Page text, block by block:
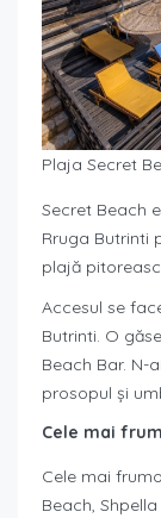
Plaja Secret
Secret Beach
Rruga Butrinti
plajă
Accesul se
Butrinti. O
Beach Bar. N-
prosopul și
Cele mai
Cele mai
Beach,